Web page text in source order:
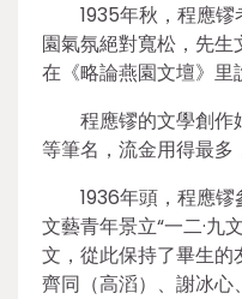
1935年秋，程應
園氣氛絕對寬松，先
在《略論燕園文壇》里
程應镠的文學創作
等筆名，流金用得最多
1936年頭，程應
文藝青年景立“一二·
文，從此保持了畢生的
齊同（高滔）、謝冰心